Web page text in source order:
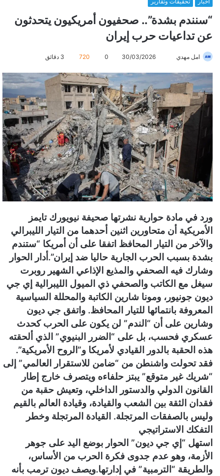
“سنندم بشدة”.. صحفيون أمريكيون يتحدثون
عن تداعيات حرب إيران
امل مهدي
ل
ر
ي
د
إ
ل
ك
ت
و
ن
ي
ا
30/03/2026
0
720
ورد في مادة حوارية نشرتها صحيفة نيويورك تايمز
الأمريكية أن متحاورين اثنين أحدهما من التيار الليبرالي
والآخر من التيار المحافظ اتفقا على أن أمريكا “ستندم
بشدة بسبب الحرب الجارية حاليا ضد إيران”. أدار الحوار
وشارك فيه الصحفي والمذيع الإذاعي الشهير روبرت
سيغل مع الكاتب والصحفي ذي الميول الليبرالية إي جي
ديون جونيور، ومونا شارين الكاتبة والمحللة السياسية
المعروفة بانتمائها للتيار المحافظ. واتفق جي ديون
وشارين على أن “الندم” لن يكون على الحرب كحدث
عسكري فحسب، بل على “الضرر البنيوي” الذي ألحقته
هذه الحقبة بالدور القيادي لأمريكا و”الروح الأمريكية”.
فقد تحولت واشنطن من “ضامن للاستقرار العالمي” إلى
“شريك غير متوقع” يبتز حلفاءه ويتصرف خارج إطار
القانون الدولي والدستور الداخلي، وتعيش حقبة من
فقدان الثقة بين الشعب والقيادة، وقيادة العالم بالقيم
وليس بالصفقات المرتجلة. القيادة المرتجلة وخطر
التفكك الاستراتيجي
استهل “إي جي ديون” الحوار بوضع اليد على جوهر
الأزمة، وهو عدم جدوى فكرة الحرب من الأساس،
والطريقة “الترمبية” في إدارتها.ويصف ديون ترمب بأنه